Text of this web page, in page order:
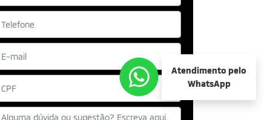
Atendimento pelo
WhatsApp